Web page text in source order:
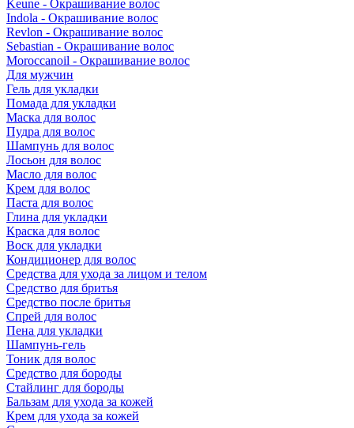
Keune - Окрашивание волос
Indola - Окрашивание волос
Revlon - Окрашивание волос
Sebastian - Окрашивание волос
Moroccanoil - Окрашивание волос
Для мужчин
Гель для укладки
Помада для укладки
Маска для волос
Пудра для волос
Шампунь для волос
Лосьон для волос
Масло для волос
Крем для волос
Паста для волос
Глина для укладки
Краска для волос
Воск для укладки
Кондиционер для волос
Средства для ухода за лицом и телом
Средство для бритья
Средство после бритья
Спрей для волос
Пена для укладки
Шампунь-гель
Тоник для волос
Средство для бороды
Стайлинг для бороды
Бальзам для ухода за кожей
Крем для ухода за кожей